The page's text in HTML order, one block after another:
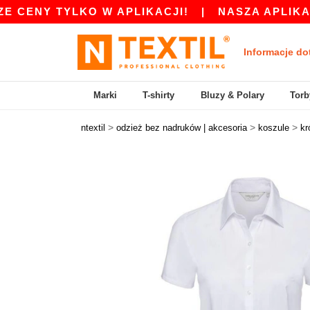
TYLKO W APLIKACJI!|NASZA APLIKACJA
Informacje
Marki T-shirty Bluzy & Polary
ntextil > odzież bez nadruków | akcesoria > koszule >